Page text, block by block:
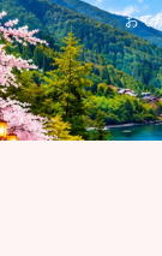
おで